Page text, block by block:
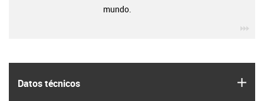
Datos técnicos
mundo.